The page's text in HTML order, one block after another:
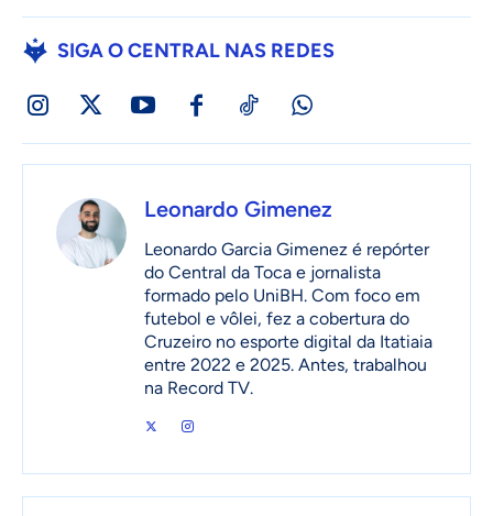
SIGA O CENTRAL NAS REDES
Leonardo Gimenez
Leonardo Garcia Gimenez é repórter
do Central da Toca e jornalista
formado pelo UniBH. Com foco em
futebol e vôlei, fez a cobertura do
Cruzeiro no esporte digital da Itatiaia
entre 2022 e 2025. Antes, trabalhou
na Record TV.